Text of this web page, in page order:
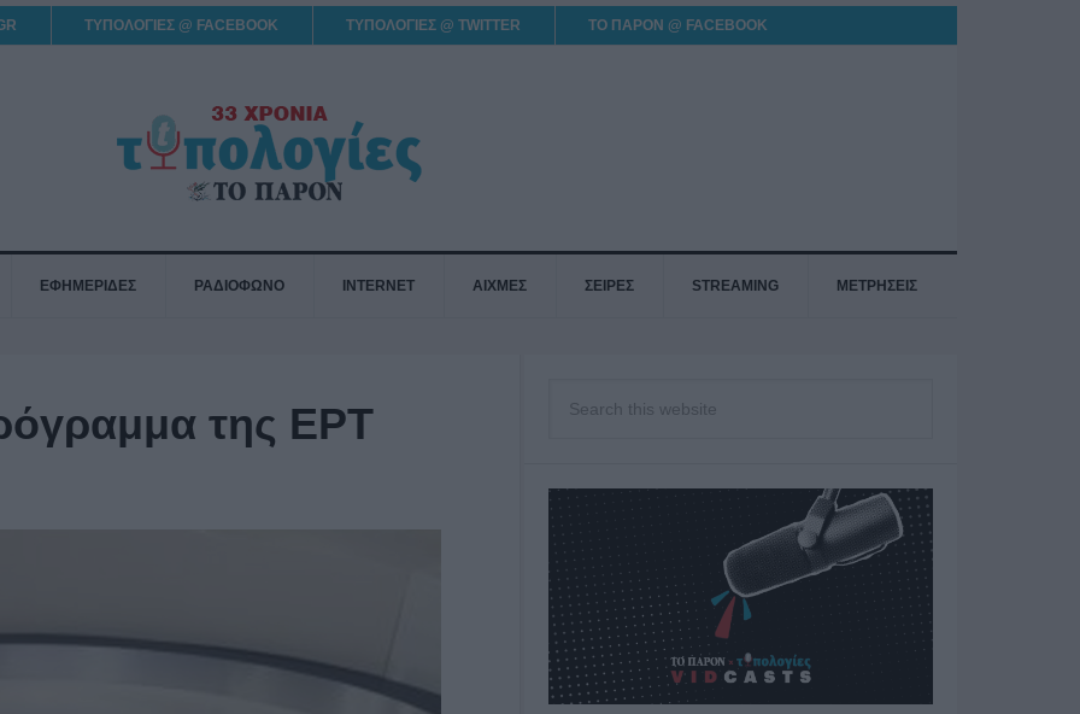
ΤΥΠΟΛΟΓΙΕΣ @ FACEBOOK ΤΥΠΟΛΟΓΙΕΣ @ TWITTER ΤΟ ΠΑΡΟΝ @ FACEBOOK
ΕΦΗΜΕΡΙΔΕΣ ΡΑΔΙΟΦΩΝΟ INTERNET ΑΙΧΜΕΣ ΣΕΙΡΕΣ STREAMING ΜΕΤΡΗΣΕΙΣ
της ΕΡΤ